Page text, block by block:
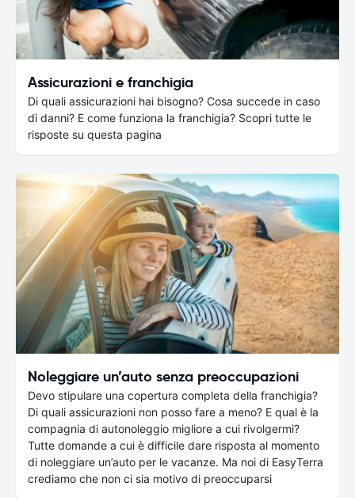
Assicurazioni e franchigia
Di quali assicurazioni hai bisogno? Cosa succede in caso
di danni? E come funziona la franchigia? Scopri tutte le
risposte su questa pagina
Noleggiare un’auto senza preoccupazioni
Devo stipulare una copertura completa della franchigia?
Di quali assicurazioni non posso fare a meno? E qual è la
compagnia di autonoleggio migliore a cui rivolgermi?
Tutte domande a cui è difficile dare risposta al momento
di noleggiare un’auto per le vacanze. Ma noi di EasyTerra
crediamo che non ci sia motivo di preoccuparsi